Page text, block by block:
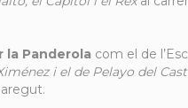
la Panderola com el de
i el de Pelayo del